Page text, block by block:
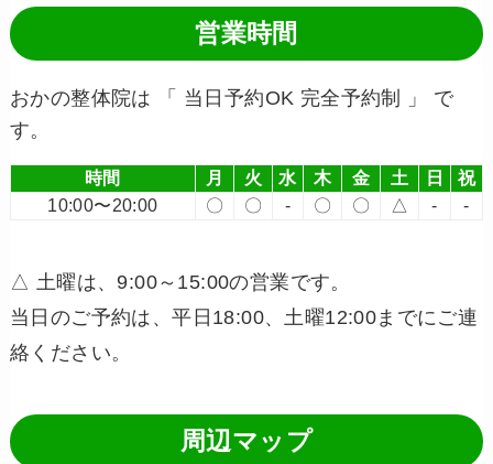
営業時間
おかの整体院は 「 当日予約OK 完全予約制 」 で
す。
時間 月 火 水 木 金 土 日
祝
10:00〜20:00
〇 〇 - 〇 〇 △ - -
△ 土曜は、9:00～15:00の営業です。
当日のご予約は、平日18:00、土曜12:00までにご連
絡ください。
周辺マップ